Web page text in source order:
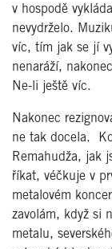
v hospodě
nevydrželo.
víc, tím jak se jí
nenaráží,
Ne-li ještě víc.
Nakonec
ne tak docela.
Remahudža, jak
říkat, véčkuje v
metalovém
zavolám, když si
metalu,